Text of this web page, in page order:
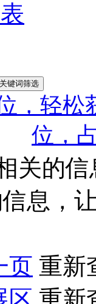
，轻松
位，
相关的
息，
页 重新